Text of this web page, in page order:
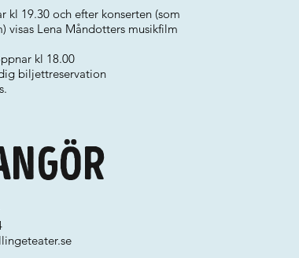
kl 19.30 och efter konserten (som
visas Lena Måndotters musikfilm
kl 18.00
biljettreservation